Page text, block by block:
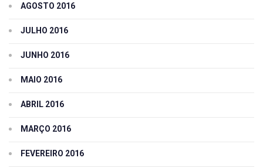
AGOSTO 2016
JULHO 2016
JUNHO 2016
MAIO 2016
ABRIL 2016
MARÇO 2016
FEVEREIRO 2016